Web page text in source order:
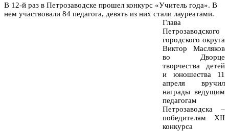
В 12-й раз в Петрозаводске прошел конкурс «Учитель года». В
нем участвовали 84 педагога, девять из них стали лауреатами.
Глава
Петрозаводского
городского округа
Виктор Масляков
во Дворце
творчества детей
и юношества 11
апреля вручил
награды ведущим
педагогам
Петрозаводска –
победителям XII
конкурса